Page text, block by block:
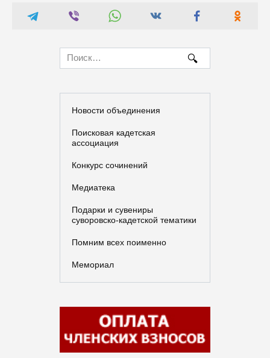
Search
for:
Новости объединения
Поисковая кадетская
ассоциация
Конкурс сочинений
Медиатека
Подарки и сувениры
суворовско-кадетской тематики
Помним всех поименно
Мемориал